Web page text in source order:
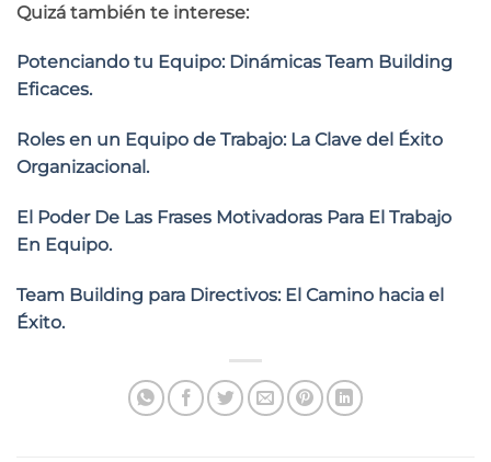
Quizá también te interese:
Potenciando tu Equipo: Dinámicas Team Building
Eficaces.
Roles en un Equipo de Trabajo: La Clave del Éxito
Organizacional.
El Poder De Las Frases Motivadoras Para El Trabajo
En Equipo.
Team Building para Directivos: El Camino hacia el
Éxito.